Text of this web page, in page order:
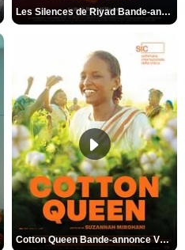
Les Silences de Riyad Bande-annonce VO STFR
Cotton Queen Bande-annonce VO STFR